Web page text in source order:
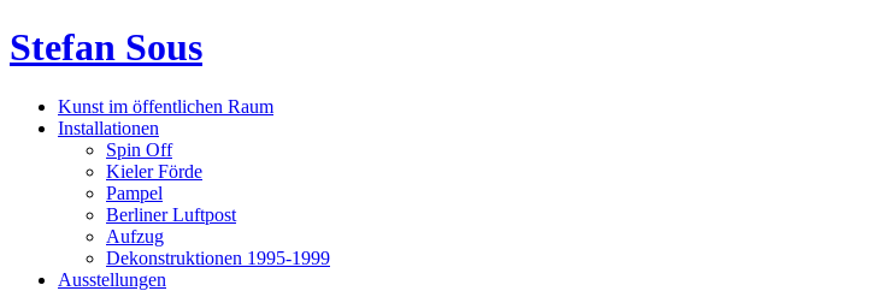
Stefan Sous
Kunst im öffentlichen Raum
Installationen
Spin Off
Kieler Förde
Pampel
Berliner Luftpost
Aufzug
Dekonstruktionen 1995-1999
Ausstellungen